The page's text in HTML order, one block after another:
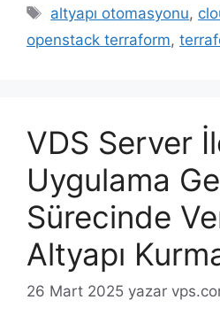
Etiketler
altyapı otomasyonu,
openstack terraform,
VDS Server
Uygulama
Sürecinde
Altyapı
26 Mart 2025 yazar